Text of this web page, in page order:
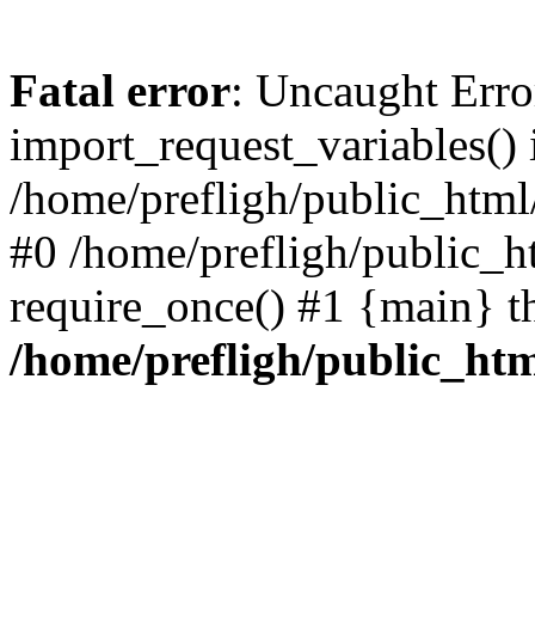
Fatal error: Uncaught
import_request_variables()
/home/prefligh/
#0 /home/prefligh/
require_once() #1 {main}
/home/prefligh/